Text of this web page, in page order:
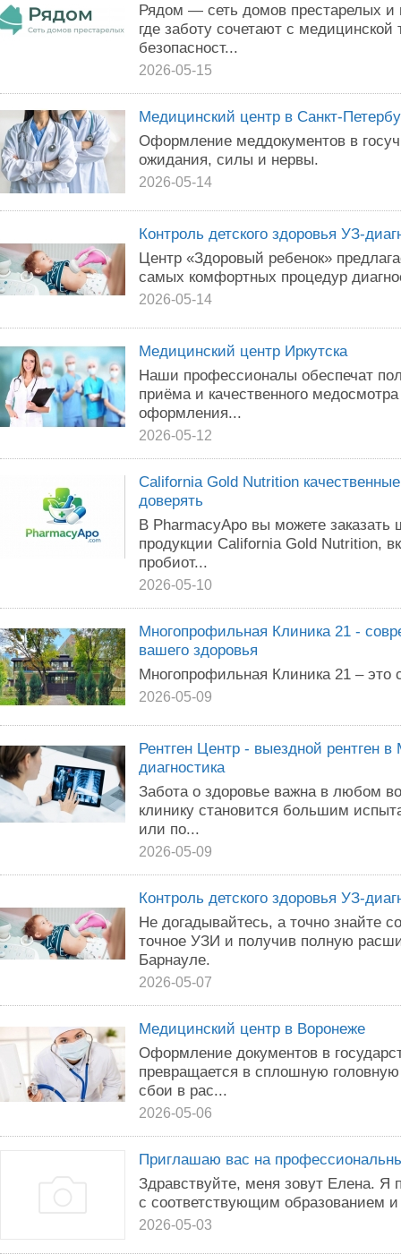
Рядом — сеть домов престарелых и
где заботу сочетают с
безопасност...
2026-05-15
Медицинский центр в Санкт-
Оформление меддокументов в
ожидания, силы и нервы.
2026-05-14
Контроль детского здоровья УЗ-
Центр «Здоровый ребенок»
самых комфортных процедур
2026-05-14
Медицинский центр Иркутска
Наши профессионалы обеспечат
приёма и качественного
оформления...
2026-05-12
California Gold Nutrition
доверять
В PharmacyApo вы можете заказать
продукции California Gold Nutrition,
пробиот...
2026-05-10
Многопрофильная Клиника 21 -
вашего здоровья
Многопрофильная Клиника 21 –
2026-05-09
Рентген Центр - выездной рентген
диагностика
Забота о здоровье важна в любом
клинику становится большим
или по...
2026-05-09
Контроль детского здоровья УЗ-
Не догадывайтесь, а точно знайте
точное УЗИ и получив полную
Барнауле.
2026-05-07
Медицинский центр в Воронеже
Оформление документов в
превращается в сплошную
сбои в рас...
2026-05-06
Приглашаю вас на
Здравствуйте, меня зовут Елена.
с соответствующим образованием
2026-05-03